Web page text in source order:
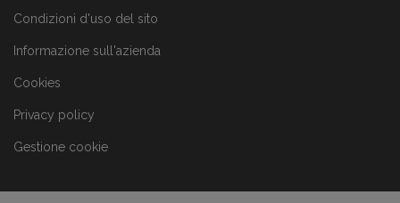
Condizioni d'uso del sito
Informazione sull'azienda
Cookies
Privacy policy
Gestione cookie